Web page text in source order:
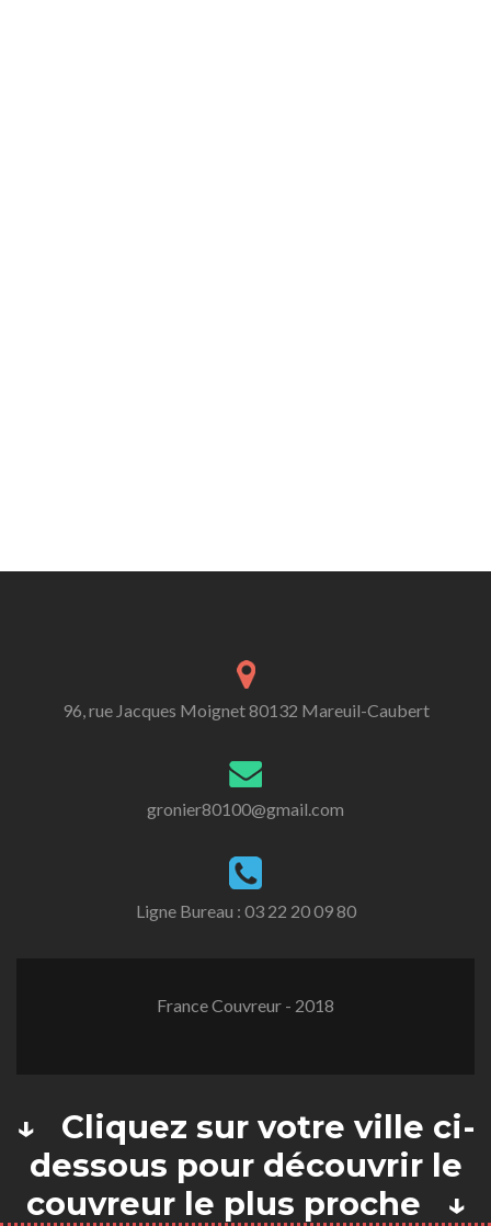
96, rue Jacques Moignet 80132 Mareuil-Caubert
gronier80100@gmail.com
Ligne Bureau : 03 22 20 09 80
France Couvreur - 2018
↓ Cliquez sur votre ville ci-
dessous pour découvrir le
couvreur le plus proche ↓